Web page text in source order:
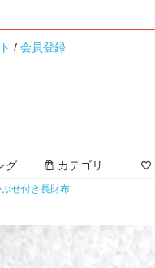
/ 会員登録
グ カテゴリ
せ付き長財布